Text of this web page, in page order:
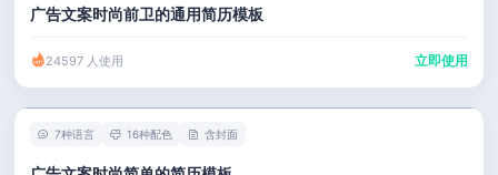
广告文案时尚前卫的通用简历模板
24597 人使用 立即使用
7种语言 16种配色 含封面